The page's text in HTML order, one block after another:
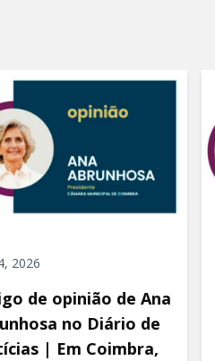
2026
de opinião de Ana
no Diário de
| Em Coimbra,